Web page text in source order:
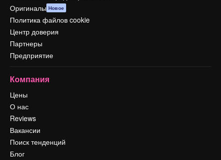
Оригиналы Новое
Политика файлов cookie
Центр доверия
Партнеры
Предприятие
Компания
Цены
О нас
Reviews
Вакансии
Поиск тенденций
Блог